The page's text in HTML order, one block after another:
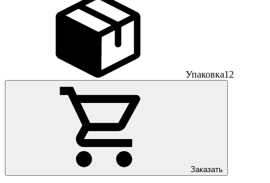
Упаковка12
Заказать